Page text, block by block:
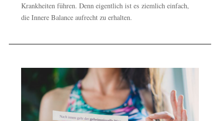
Krankheiten führen. Denn eigentlich ist es ziemlich einfach,
die Innere Balance aufrecht zu erhalten.